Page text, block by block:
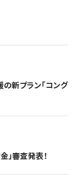
の新プラン「コング
」審査発表！